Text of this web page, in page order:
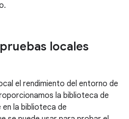
locales
el rendimiento del entorno de
la biblioteca de
la biblioteca de